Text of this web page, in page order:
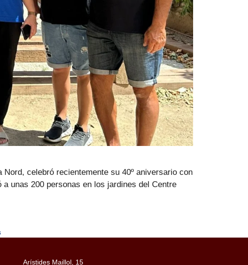
celebró recientemente su 40º aniversario con
unas 200 personas en los jardines del Centre
Arístides Maillol, 15